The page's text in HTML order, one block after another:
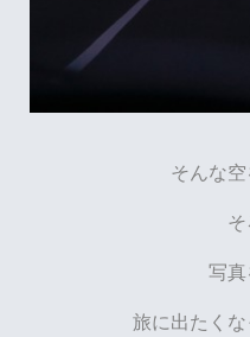
そんな
写真
旅に出たくな